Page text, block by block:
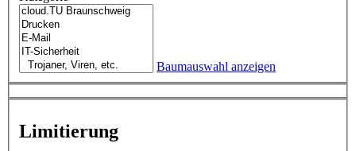
Baumauswahl anzeigen
Limitierung